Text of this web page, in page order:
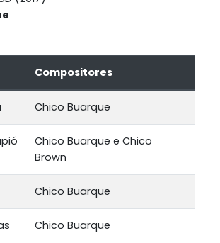
Compositores
Chico Buarque
Chico Buarque e Chico
Brown
Chico Buarque
Chico Buarque